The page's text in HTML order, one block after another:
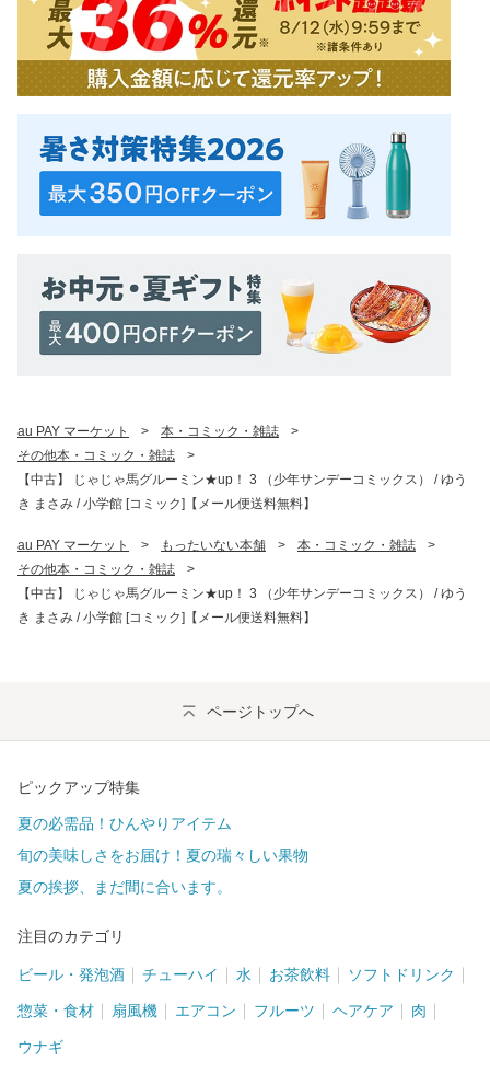
au PAY マーケット > 本・コミック・雑誌
>
その他本・コミック・雑誌
>
【中古】 じゃじゃ馬グルーミン★up！ 3 （少年サンデーコミックス） / ゆう
き まさみ / 小学館 [コミック]【メール便送料無料】
au PAY マーケット > もったいない本舗 > 本・コミック・雑誌
>
その他本・コミック・雑誌
>
【中古】 じゃじゃ馬グルーミン★up！ 3 （少年サンデーコミックス） / ゆう
き まさみ / 小学館 [コミック]【メール便送料無料】
ページトップへ
ピックアップ特集
夏の必需品！ひんやりアイテム
旬の美味しさをお届け！夏の瑞々しい果物
夏の挨拶、まだ間に合います。
注目のカテゴリ
ビール・発泡酒 チューハイ 水 お茶飲料 ソフトドリンク
惣菜・食材 扇風機 エアコン フルーツ ヘアケア 肉
ウナギ